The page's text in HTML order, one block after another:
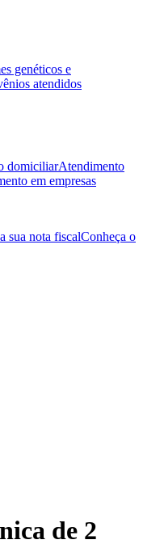
genéticos e
atendidos
domiciliarAtendimento
em empresas
sua nota fiscalConheça o
de 2